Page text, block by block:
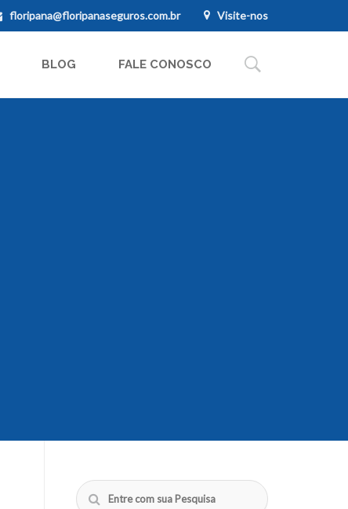
floripana@floripanaseguros.com.br Visite-nos
BLOG FALE CONOSCO